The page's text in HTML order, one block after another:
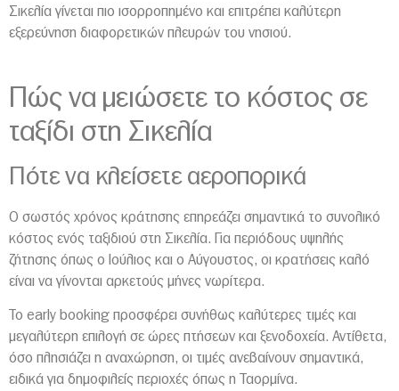
Σικελία γίνεται πιο ισορροπημένο και επιτρέπει καλύτερη
εξερεύνηση διαφορετικών πλευρών του νησιού.
Πώς να μειώσετε το κόστος σε
ταξίδι στη Σικελία
Πότε να κλείσετε αεροπορικά
Ο σωστός χρόνος κράτησης επηρεάζει σημαντικά το συνολικό
κόστος ενός ταξιδιού στη Σικελία. Για περιόδους υψηλής
ζήτησης όπως ο Ιούλιος και ο Αύγουστος, οι κρατήσεις καλό
είναι να γίνονται αρκετούς μήνες νωρίτερα.
Το early booking προσφέρει συνήθως καλύτερες τιμές και
μεγαλύτερη επιλογή σε ώρες πτήσεων και ξενοδοχεία. Αντίθετα,
όσο πλησιάζει η αναχώρηση, οι τιμές ανεβαίνουν σημαντικά,
ειδικά για δημοφιλείς περιοχές όπως η
Ταορμίνα.